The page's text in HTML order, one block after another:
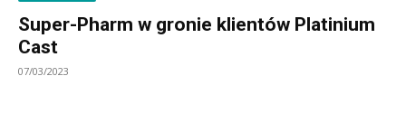
Super-Pharm w gronie klientów Platinium
Cast
07/03/2023